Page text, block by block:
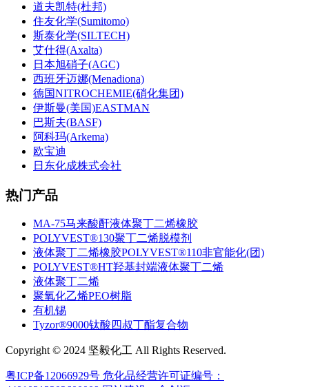
道夫凯特(杜邦)
住友化学(Sumitomo)
斯泰化学(SILTECH)
艾仕得(Axalta)
日本旭硝子(AGC)
西班牙迈娜(Menadiona)
德国NITROCHEMIE(硝化集团)
伊斯曼(美国)EASTMAN
巴斯夫(BASF)
阿科玛(Arkema)
欧宝迪
日东化成株式会社
热门产品
MA-75马来酸酐液体聚丁二烯橡胶
POLYVEST®130聚丁二烯脱模剂
液体聚丁二烯橡胶POLYVEST®110非官能化(团)
POLYVEST®HT羟基封端液体聚丁二烯
液体聚丁二烯
聚氧化乙烯PEO树脂
有机锡
Tyzor®9000钛酸四叔丁酯复合物
Copyright © 2024 坚毅化工 All Rights Reserved.
粤ICP备12066929号 危化品经营许可证编号：